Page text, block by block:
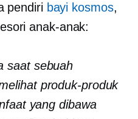
pendiri bayi kosmos,
anak-anak:
saat sebuah
produk-produk
yang dibawa